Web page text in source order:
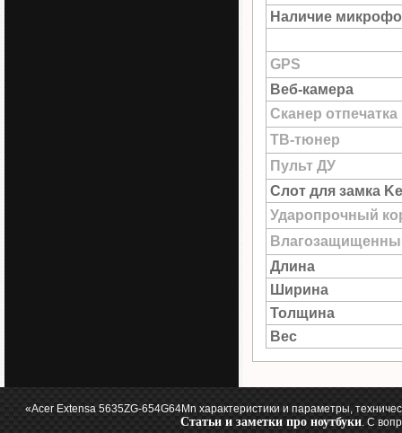
Наличие
GPS
Веб-камера
Сканер
ТВ-тюнер
Пульт ДУ
Слот для замка
Ударопрочный
Длина
Ширина
Толщина
Вес
«Acer Extensa 5635ZG-654G64Mn характеристики и параметры,
Статьи и заметки про ноутбуки. С